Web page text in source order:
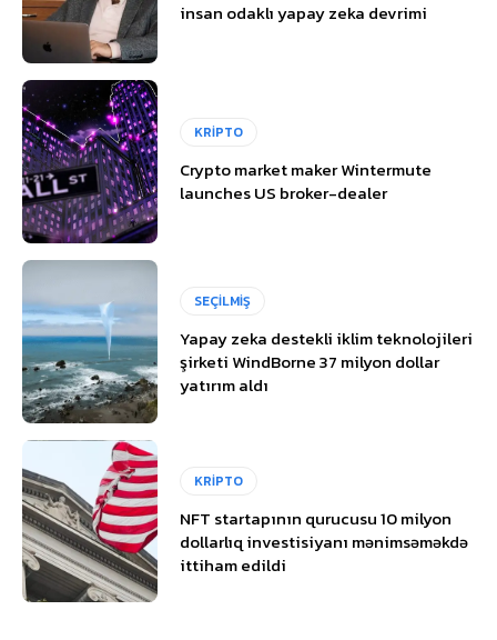
insan odaklı yapay zeka devrimi
KRİPTO
Crypto market maker Wintermute
launches US broker-dealer
SEÇİLMİŞ
Yapay zeka destekli iklim teknolojileri
şirketi WindBorne 37 milyon dollar
yatırım aldı
KRİPTO
NFT startapının qurucusu 10 milyon
dollarlıq investisiyanı mənimsəməkdə
ittiham edildi